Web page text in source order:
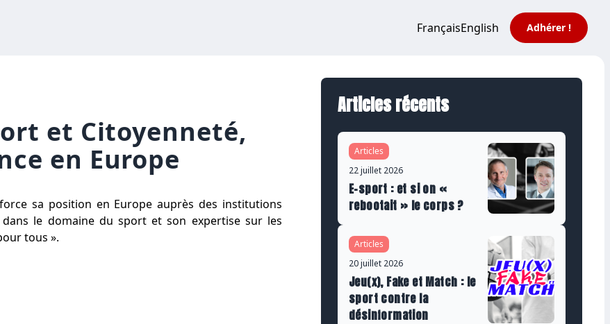
FrançaisEnglish Adhérer !
et Citoyenneté,
en Europe
sa position en Europe auprès des institutions
le domaine du sport et son expertise sur les
tous ».
Articles récents
Articles
22 juillet 2026
E-sport : et si on «
rebootait » le corps ?
Articles
20 juillet 2026
Jeu(x), Fake et Match : le
sport contre la
désinformation